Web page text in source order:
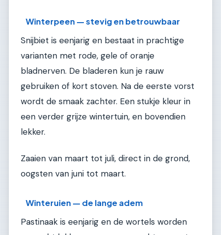
Winterpeen — stevig en betrouwbaar
Snijbiet is eenjarig en bestaat in prachtige
varianten met rode, gele of oranje
bladnerven. De bladeren kun je rauw
gebruiken of kort stoven. Na de eerste vorst
wordt de smaak zachter. Een stukje kleur in
een verder grijze wintertuin, en bovendien
lekker.
Zaaien van maart tot juli, direct in de grond,
oogsten van juni tot maart.
Winteruien — de lange adem
Pastinaak is eenjarig en de wortels worden